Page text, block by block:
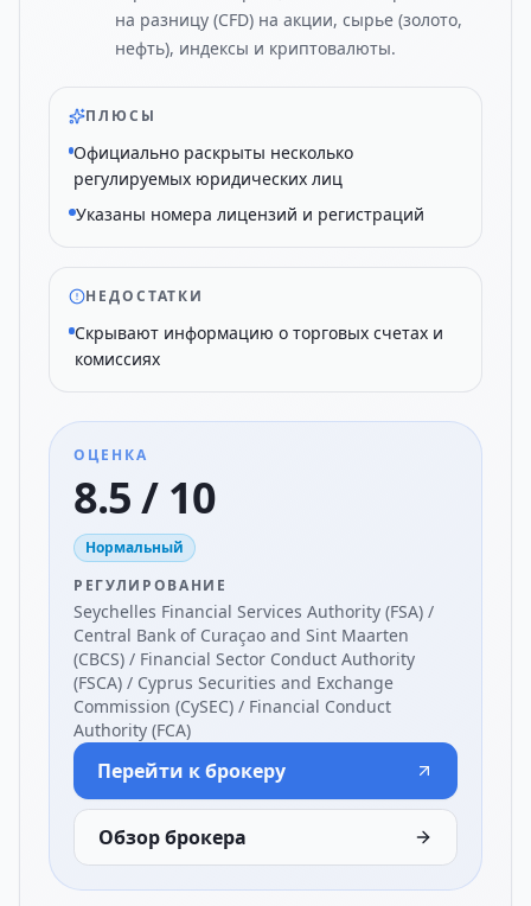
на разницу (CFD) на акции, сырье (золото,
нефть), индексы и криптовалюты.
ПЛЮСЫ
Официально раскрыты несколько
регулируемых юридических лиц
Указаны номера лицензий и регистраций
НЕДОСТАТКИ
Скрывают информацию о торговых счетах и
комиссиях
ОЦЕНКА
8.5 / 10
Нормальный
РЕГУЛИРОВАНИЕ
Seychelles Financial Services Authority (FSA) /
Central Bank of Curaçao and Sint Maarten
(CBCS) / Financial Sector Conduct Authority
(FSCA) / Cyprus Securities and Exchange
Commission (CySEC) / Financial Conduct
Authority (FCA)
Перейти к брокеру
Обзор брокера